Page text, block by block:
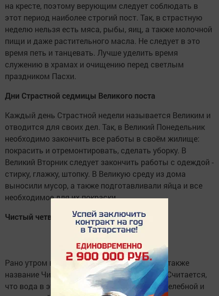
на кресте, поэтому верующим следует соблюдать в
этот период наиболее строгий пост. Так, в страстную
неделю нельзя есть мяса, рыбы, яиц, а также молочной
пищи и даже растительного масла. Не следует в это
время петь и танцевать. Лучше уделить время
служению в храмах и очищению перед светлым
праздником Пасхи.
Дни Страстной седмицы Великого поста
Каждый день Страстной недели называется Великим и
отводится для своих дел. Так, в Великий Понедельник
необходимо закончить все работы в своём жилище:
покрасить и отремонтировать, сделать уборку. В
Великий Вторник следует закончить работы с одеждой -
стирку, глажку, штопку. В Великую среду из дома
выносили мусор, а также подготавливали яйца и все
необходимое для их покраски.
Чистый четверг
Рано утром в Великий четверг, получивший также
название Чистый, необходимо искупаться. Считается,
что вода в это время обладает особенной целебной и